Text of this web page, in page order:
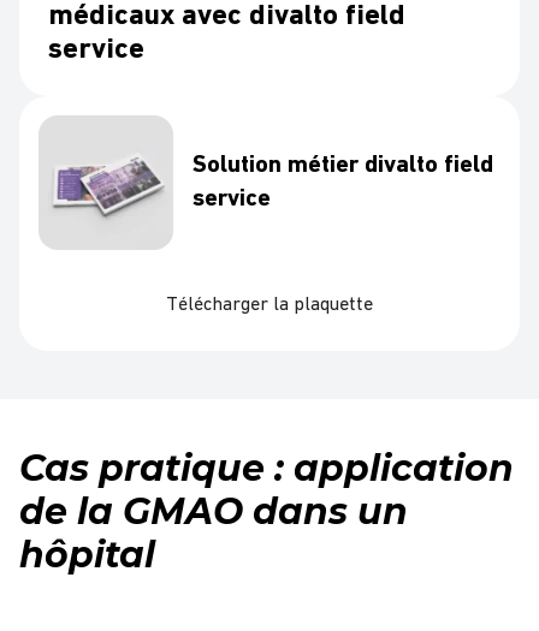
médicaux avec divalto field
service
Solution métier divalto field
service
Télécharger la plaquette
Cas pratique : application
de la GMAO dans un
hôpital